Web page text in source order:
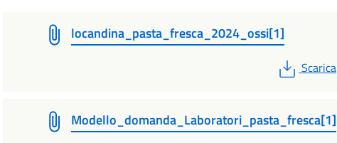
locandina_pasta_fresca_2024_ossi[1]
PDF
Scarica
Modello_domanda_Laboratori_pasta_fresca[1]